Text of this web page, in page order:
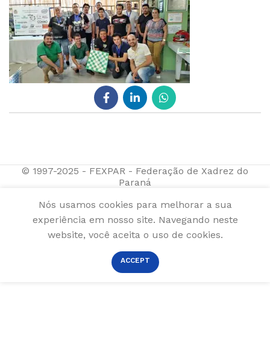
© 1997-2025 - FEXPAR - Federação de Xadrez do
Paraná
Nós usamos cookies para melhorar a sua
experiência em nosso site. Navegando neste
website, você aceita o uso de cookies.
ACCEPT